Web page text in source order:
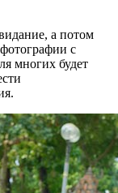
а потом
с
многих будет